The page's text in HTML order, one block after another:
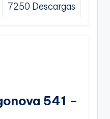
7250 Descargas
541 –